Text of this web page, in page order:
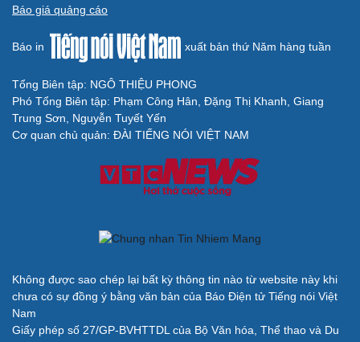
Báo giá quảng cáo
Báo in xuất bản thứ Năm hàng tuần
Tổng Biên tập: NGÔ THIỆU PHONG
Phó Tổng Biên tập: Phạm Công Hân, Đặng Thị Khanh, Giang
Trung Sơn, Nguyễn Tuyết Yến
Cơ quan chủ quản: ĐÀI TIẾNG NÓI VIỆT NAM
Không được sao chép lại bất kỳ thông tin nào từ website này khi
chưa có sự đồng ý bằng văn bản của Báo Điện tử Tiếng nói Việt
Nam
Giấy phép số 27/GP-BVHTTDL của Bộ Văn hóa, Thể thao và Du